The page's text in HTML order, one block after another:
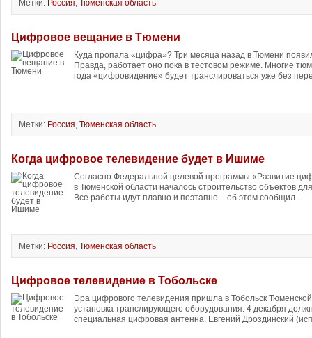
Метки: Россия, Тюменская область
Цифровое вещание в Тюмени
Куда пропала «цифра»? Три месяца назад в Тюмени
Правда, работает оно пока в тестовом режиме. Многие
года «цифровидение» будет транслироваться уже без
Метки: Россия, Тюменская область
Когда цифровое телевидение будет в Ишиме
Согласно Федеральной целевой программы «Развитие
в Тюменской области началось строительство объектов
Все работы идут плавно и поэтапно – об этом сообщил...
Метки: Россия, Тюменская область
Цифровое телевидение в Тобольске
Эра цифрового телевидения пришла в Тобольск
установка транслирующего оборудования. 4 декабря
специальная цифровая антенна. Евгений Дроздинский